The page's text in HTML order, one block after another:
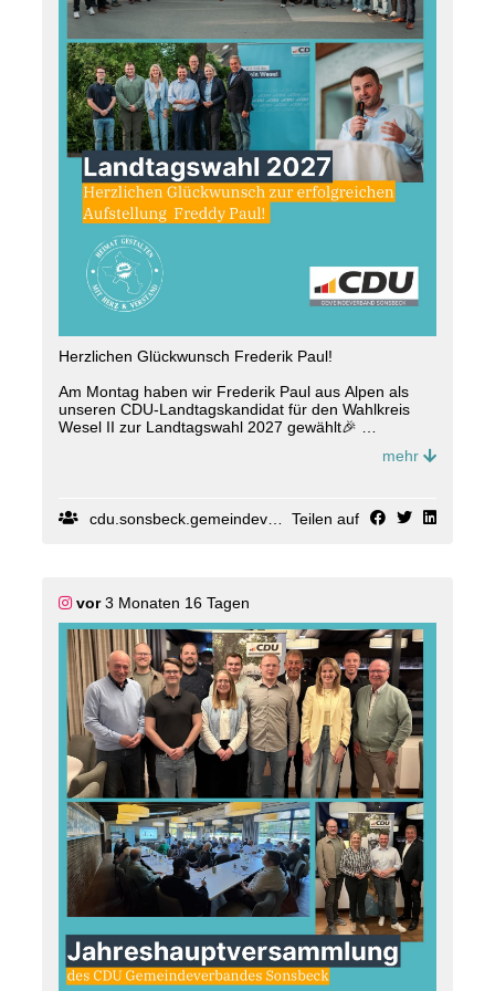
Sonsbeck Ehrenamt#GemeinsamAnpacken
#Spielplatz
Herzlichen Glückwunsch Frederik Paul!
Am Montag haben wir Frederik Paul aus Alpen als
unseren CDU-Landtagskandidat für den Wahlkreis
Wesel II zur Landtagswahl 2027 gewählt🎉
Mit starken 98 % Zustimmung erhielt Freddy das
Auch wir als CDU Sonsbeck freuen uns sehr über die
Freddy steht für einen Politikstil, der verbindet, nah an
den Menschen ist und die Themen unserer Heimat
mit klaren Ideen anpackt. Genau diese
Bodenständigkeit und das starke ehrenamtliche
Engagement zeichnen ihn aus ?
Wir freuen uns auf den kommenden Wahlkampf und
die gemeinsame Zusammenarbeit für unsere Region
🚀
#Sonsbeck#CDU#Landtagswahl2027
heimatgestaltenmitherzundverstand
mehr
cdu.sonsbeck.gemeindeverband Teilen auf
vor3 Monaten 16 Tagen